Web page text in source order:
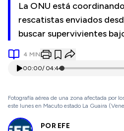
La ONU está
rescatistas enviados
buscar supervivientes
4 MIN
00:00/ 04:44
Fotografía aérea de una zona afectada por
este lunes en Macuto estado La Guaira
POR EFE